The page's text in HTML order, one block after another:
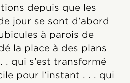
depuis que les
jour se sont d’abord
à parois de
la place à des plans
. qui s’est transformé
pour l’instant . . . qui